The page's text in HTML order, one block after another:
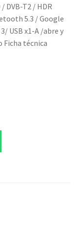
DVB-T2 / HDR
5.3 / Google
USB x1-A /abre y
Ficha técnica